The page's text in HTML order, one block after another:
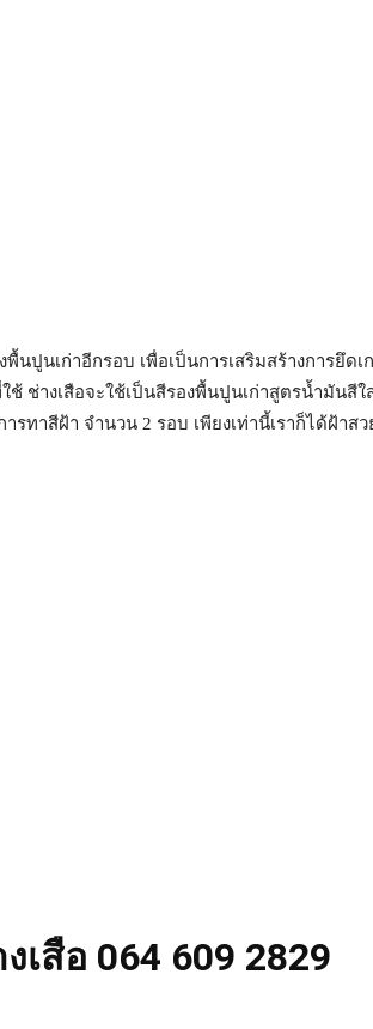
นปูนเก่าอีกรอบ เพื่อเป็นการเสริมสร้างการยึดเก
ช่างเสือจะใช้เป็นสีรองพื้นปูนเก่าสูตรน้ำมันสี
ทาสีฝ้า จำนวน 2 รอบ เพียงเท่านี้เราก็ได้ฝ้าส
เสือ 064 609 2829